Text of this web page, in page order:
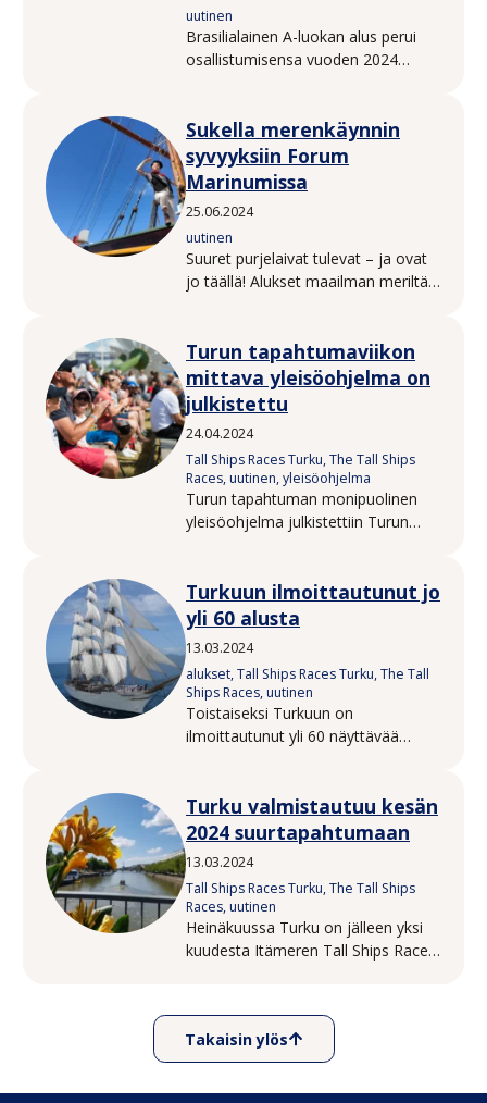
uutinen
Brasilialainen A-luokan alus perui
osallistumisensa vuoden 2024
Sukella merenkäynnin
syvyyksiin Forum
Marinumissa
25.06.2024
uutinen
Suuret purjelaivat tulevat – ja ovat
jo täällä! Alukset maailman meriltä
myötä heinäkuussa. Kaupungissa
ympäri vuoden vallitsevaan
merelliseen tunnelmaan voi
kuitenkin syventyä jo etukäteen
Forum Marinumin näyttelyissä ja
museolaivoissa.
Turun tapahtumaviikon
mittava yleisöohjelma on
julkistettu
24.04.2024
Tall Ships Races Turku, The Tall Ships
Races, uutinen, yleisöohjelma
Turun tapahtuman monipuolinen
yleisöohjelma julkistettiin Turun
mediatilaisuudessa keskiviikkona
24.4. Katso tapahtumaviikon koko
tarjonta täältä!
Turkuun ilmoittautunut jo
yli 60 alusta
13.03.2024
alukset, Tall Ships Races Turku, The Tall
Ships Races, uutinen
Toistaiseksi Turkuun on
ilmoittautunut yli 60 näyttävää
osanottajien lisäksi Aurajoessa
tullaan näkemään aluksia jopa
Brasiliasta ja Ecuadorista saakka.
Turku valmistautuu kesän
2024 suurtapahtumaan
13.03.2024
Tall Ships Races Turku, The Tall Ships
Races, uutinen
Heinäkuussa Turku on jälleen yksi
kuudesta Itämeren Tall Ships Races
Aurajokeen 18.–21.7.2024.
Takaisin ylös